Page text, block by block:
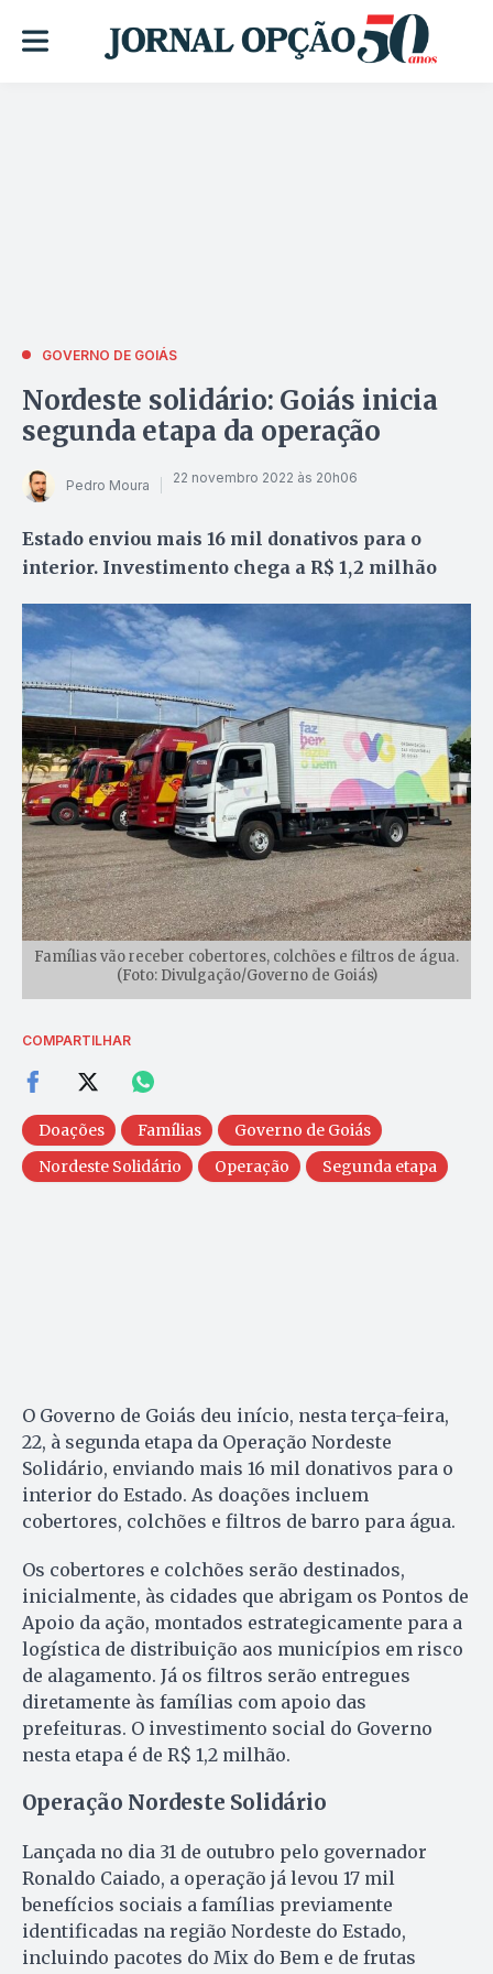
GOVERNO DE GOIÁS
Nordeste solidário: Goiás inicia
segunda etapa da operação
Pedro Moura 22 novembro 2022 às 20h06
Estado enviou mais 16 mil donativos para o
interior. Investimento chega a R$ 1,2 milhão
Famílias vão receber cobertores, colchões e filtros de água.
(Foto: Divulgação/Governo de Goiás)
COMPARTILHAR
Doações Famílias
Governo de Goiás
Nordeste Solidário
Operação Segunda etapa
O Governo de Goiás deu início, nesta terça-feira,
22, à segunda etapa da Operação Nordeste
Solidário, enviando mais 16 mil donativos para o
interior do Estado. As doações incluem
cobertores, colchões e filtros de barro para água.
Os cobertores e colchões serão destinados,
inicialmente, às cidades que abrigam os Pontos de
Apoio da ação, montados estrategicamente para a
logística de distribuição aos municípios em risco
de alagamento. Já os filtros serão entregues
diretamente às famílias com apoio das
prefeituras. O investimento social do Governo
nesta etapa é de R$ 1,2 milhão.
Operação Nordeste Solidário
Lançada no dia 31 de outubro pelo governador
Ronaldo Caiado, a operação já levou 17 mil
benefícios sociais a famílias previamente
identificadas na região Nordeste do Estado,
incluindo pacotes do Mix do Bem e de frutas